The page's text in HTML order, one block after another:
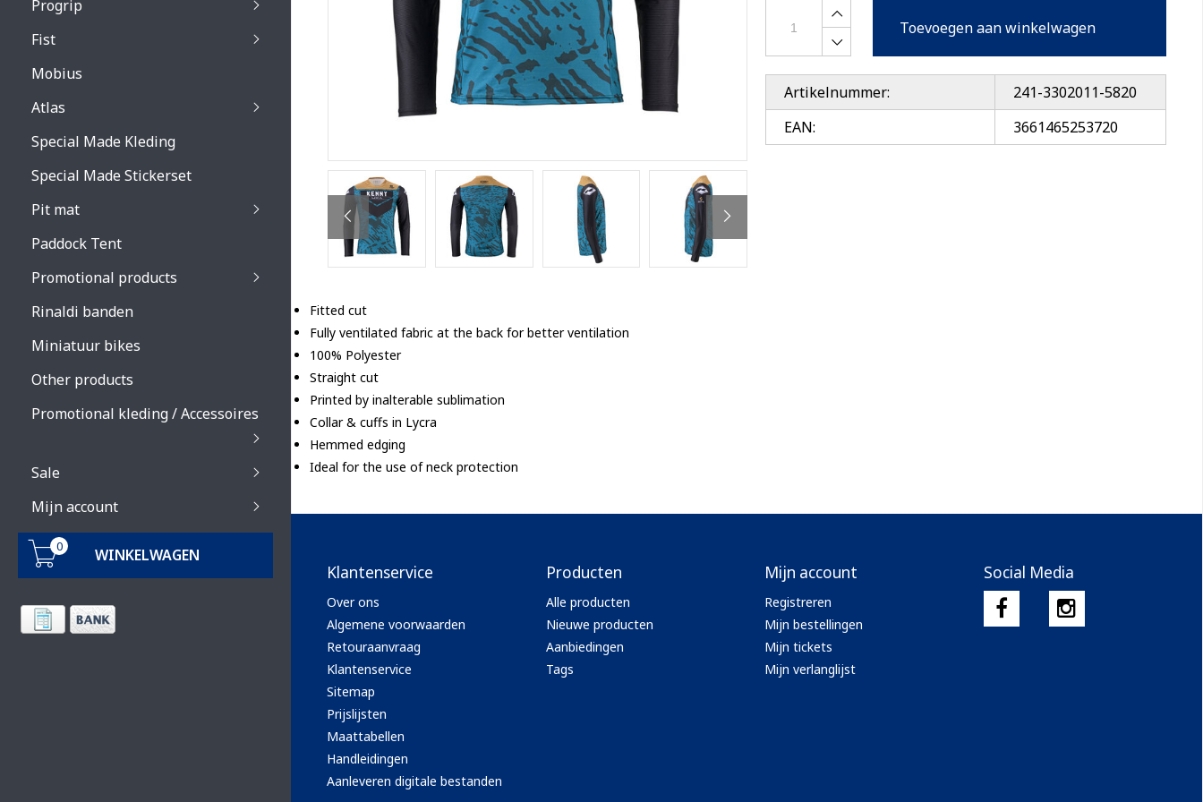
Ventury accessoires
Performance accessoires
Ventury accessoires
Primal / Split / Hustle accessoires
Buzz kid lenses & accessoires
Progrip
Venom 3200 / Atzaki 3201 lenses
Venom 3200 / Atzaki 3201
Fist
Mobius
Atlas
Special Made Kleding
Special Made Stickerset
Pit mat
Paddock Tent
Promotional products
Rinaldi banden
Miniatuur bikes
Other products
Promotional kleding / Accessoires
Sale
Mijn account
0 WINKELWAGEN
Toevoegen aan winkelwagen
Artikelnummer:
241-3302011-5820
EAN:
3661465253720
Fitted cut
Fully ventilated fabric at the back for better ventilation
100% Polyester
Straight cut
Printed by inalterable sublimation
Collar & cuffs in Lycra
Hemmed edging
Ideal for the use of neck protection
Klantenservice
Over ons
Algemene voorwaarden
Retouraanvraag
Klantenservice
Sitemap
Prijslijsten
Maattabellen
Handleidingen
Aanleveren digitale bestanden
Producten
Alle producten
Nieuwe producten
Aanbiedingen
Tags
Mijn account
Registreren
Mijn bestellingen
Mijn tickets
Mijn verlanglijst
Social Media